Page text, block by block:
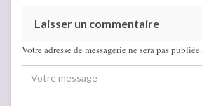
Laisser un commentaire
Votre adresse de messagerie ne sera pas publiée.